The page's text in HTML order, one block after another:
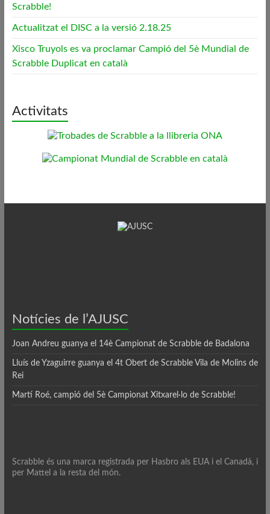
Scrabble!
Actualitzat el DISC a la versió 2.18.25
Xisco Truyols es va proclamar Campió del 5è Mundial de
Scrabble Duplicat en català
Activitats
Notícies de l’AJUSC
Joan Andreu guanya el 14è Campionat de Scrabble de Badalona
Lluís de Yzaguirre guanya el 4t Obert de Scrabble Vila de Molins de
Rei
Martí Roé, campió del 5è Campionat Xitxarel·lo de Scrabble!
Scrabble és una marca registrada per Hasbro als EUA i el Canadà, i
per Mattel a la resta del món.